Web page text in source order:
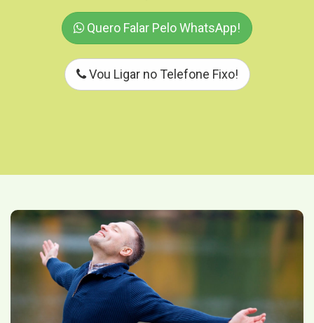
Quero Falar Pelo WhatsApp!
Vou Ligar no Telefone Fixo!